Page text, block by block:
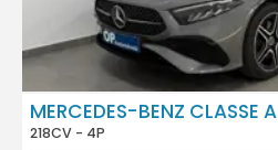
MERCEDES-BENZ CLASSE A
218CV - 4P